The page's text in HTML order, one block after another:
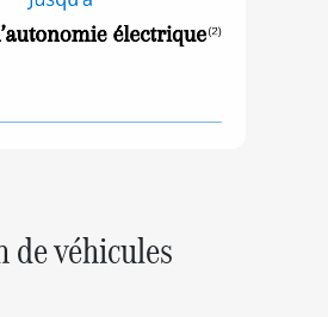
de véhicules